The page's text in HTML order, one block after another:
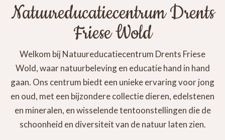
Natuureducatiecentrum Drents
Friese Wold
Welkom bij Natuureducatiecentrum Drents Friese
Wold, waar natuurbeleving en educatie hand in hand
gaan. Ons centrum biedt een unieke ervaring voor jong
en oud, met een bijzondere collectie dieren, edelstenen
en mineralen, en wisselende tentoonstellingen die de
schoonheid en diversiteit van de natuur laten zien.